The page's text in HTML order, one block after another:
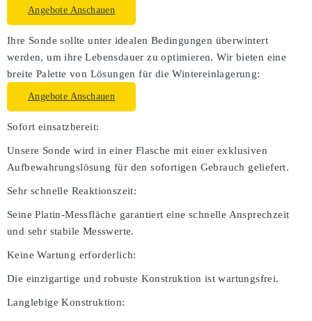
Angebote Anschauen
Ihre Sonde sollte unter idealen Bedingungen überwintert
werden, um ihre Lebensdauer zu optimieren. Wir bieten eine
breite Palette von Lösungen für die Wintereinlagerung:
Angebote Anschauen
Sofort einsatzbereit:
Unsere Sonde wird in einer Flasche mit einer exklusiven
Aufbewahrungslösung für den sofortigen Gebrauch geliefert.
Sehr schnelle Reaktionszeit:
Seine Platin-Messfläche garantiert eine schnelle Ansprechzeit
und sehr stabile Messwerte.
Keine Wartung erforderlich:
Die einzigartige und robuste Konstruktion ist wartungsfrei.
Langlebige Konstruktion: